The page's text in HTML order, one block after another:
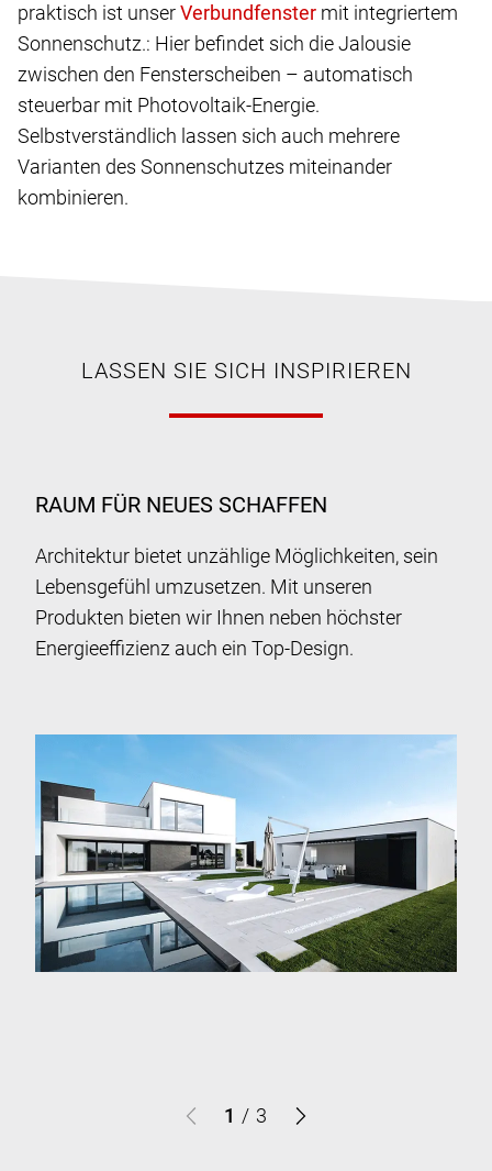
praktisch ist unser
mit integriertem
Sonnenschutz.: Hier befindet sich die Jalousie
zwischen den Fensterscheiben – automatisch
steuerbar mit Photovoltaik-Energie.
Selbstverständlich lassen sich auch mehrere
Varianten des Sonnenschutzes miteinander
kombinieren.
LASSEN SIE SICH INSPIRIEREN
RAUM FÜR NEUES SCHAFFEN
Architektur bietet unzählige Möglichkeiten, sein
Lebensgefühl umzusetzen. Mit unseren
Produkten bieten wir Ihnen neben höchster
Energieeffizienz auch ein Top-Design.
1 / 3